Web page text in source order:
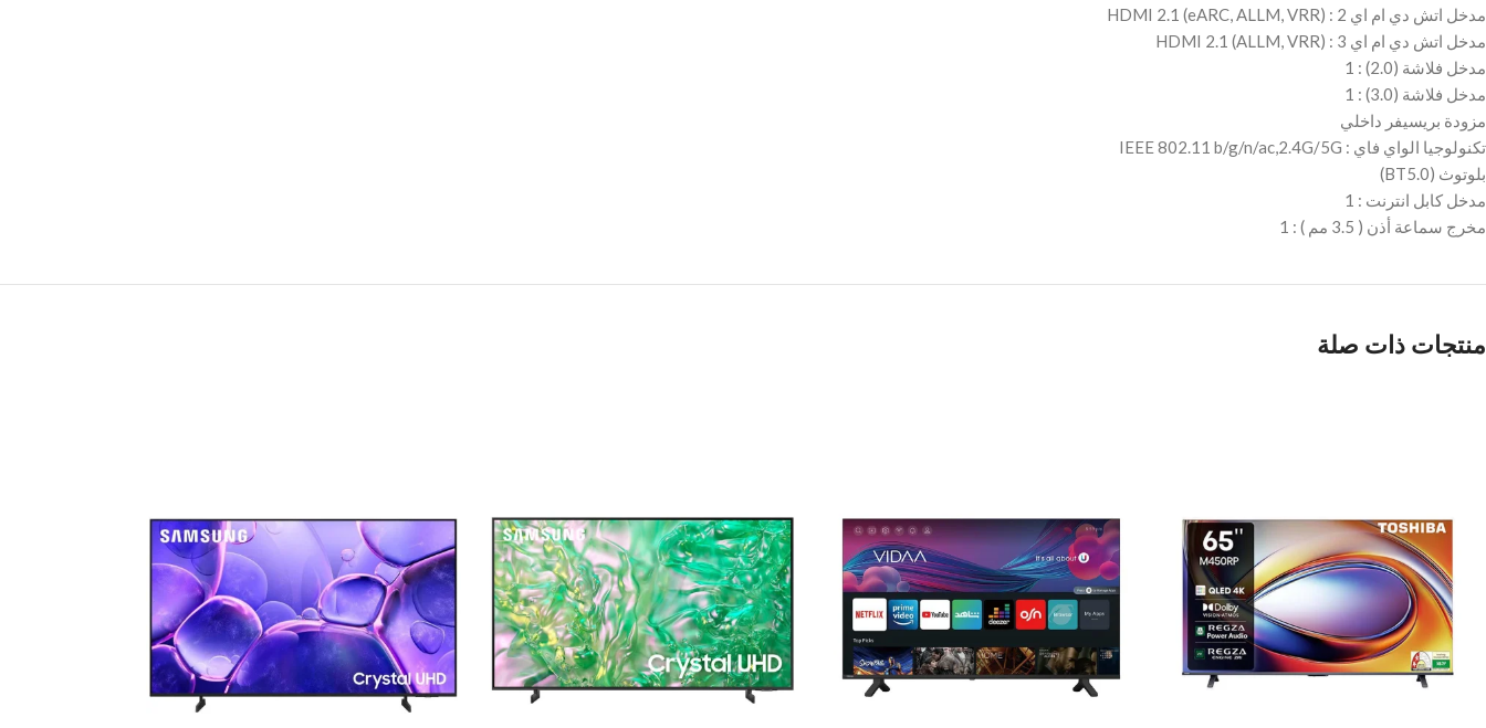
مدخل اتش دي ام اي 2 : HDMI 2.1 (eARC, ALLM, VRR)
مدخل اتش دي ام اي 3 : HDMI 2.1 (ALLM, VRR)
مدخل فلاشة (2.0) : 1
مدخل فلاشة (3.0) : 1
مزودة بريسيفر داخلي
تكنولوجيا الواي فاي : IEEE 802.11 b/g/n/ac,2.4G/5G
بلوتوث (BT5.0)
مدخل كابل انترنت : 1
مخرج سماعة أذن ( 3.5 مم ) : 1
منتجات ذات صلة